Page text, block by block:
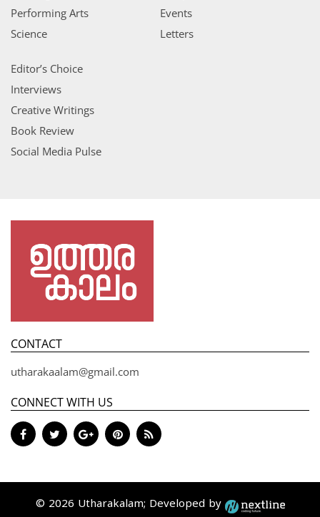
Performing Arts
Science
Events
Letters
Editor’s Choice
Interviews
Creative Writings
Book Review
Social Media Pulse
CONTACT
utharakaalam@gmail.com
CONNECT WITH US
© 2026 Utharakalam; Developed by